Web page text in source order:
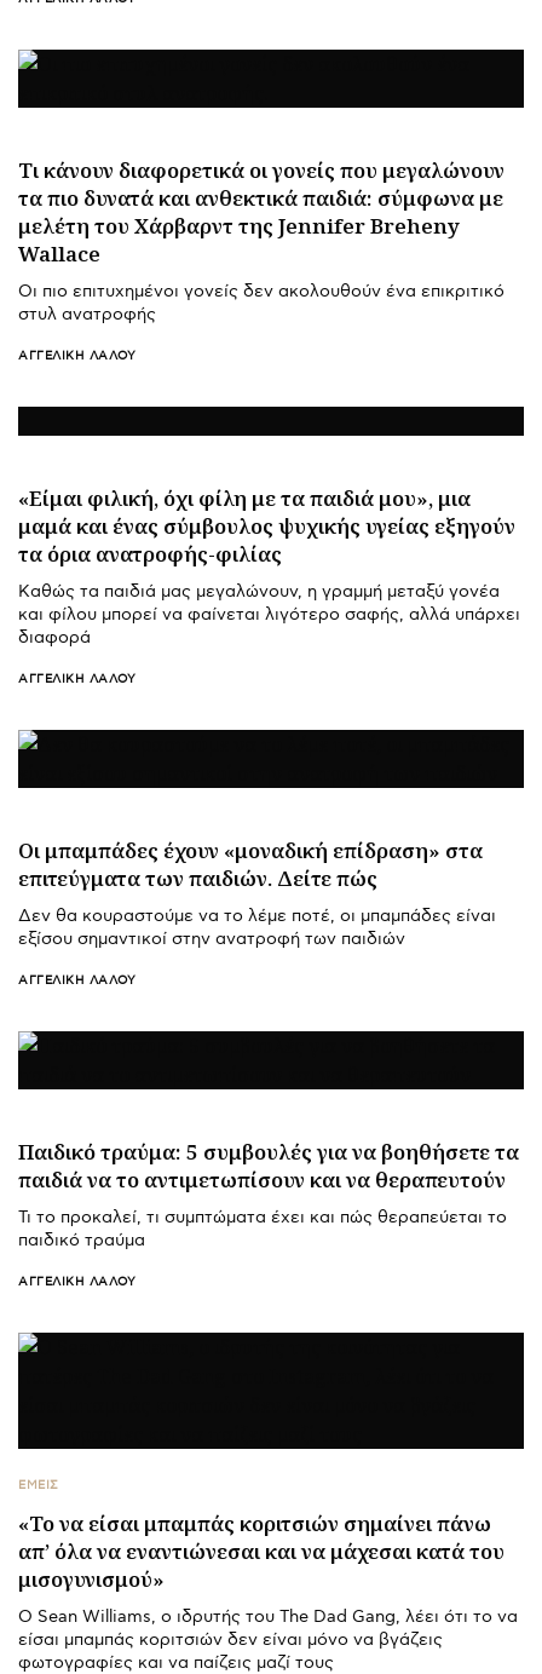
Τι κάνουν διαφορετικά οι γονείς που μεγαλώνουν
τα πιο δυνατά και ανθεκτικά παιδιά: σύμφωνα με
μελέτη του Χάρβαρντ της Jennifer Breheny
Wallace
Οι πιο επιτυχημένοι γονείς δεν ακολουθούν ένα επικριτικό
στυλ ανατροφής
ΑΓΓΕΛΙΚΉ ΛΆΛΟΥ
«Είμαι φιλική, όχι φίλη με τα παιδιά μου», μια
μαμά και ένας σύμβουλος ψυχικής υγείας εξηγούν
τα όρια ανατροφής-φιλίας
Καθώς τα παιδιά μας μεγαλώνουν, η γραμμή μεταξύ γονέα
και φίλου μπορεί να φαίνεται λιγότερο σαφής, αλλά υπάρχει
διαφορά
ΑΓΓΕΛΙΚΉ ΛΆΛΟΥ
Οι μπαμπάδες έχουν «μοναδική επίδραση» στα
επιτεύγματα των παιδιών. Δείτε πώς
Δεν θα κουραστούμε να το λέμε ποτέ, οι μπαμπάδες είναι
εξίσου σημαντικοί στην ανατροφή των παιδιών
ΑΓΓΕΛΙΚΉ ΛΆΛΟΥ
Παιδικό τραύμα: 5 συμβουλές για να βοηθήσετε τα
παιδιά να το αντιμετωπίσουν και να θεραπευτούν
Τι το προκαλεί, τι συμπτώματα έχει και πώς θεραπεύεται το
παιδικό τραύμα
ΑΓΓΕΛΙΚΉ ΛΆΛΟΥ
ΕΜΕΙΣ
«Το να είσαι μπαμπάς κοριτσιών σημαίνει πάνω
απ’ όλα να εναντιώνεσαι και να μάχεσαι κατά του
μισογυνισμού»
Ο Sean Williams, ο ιδρυτής του The Dad Gang, λέει ότι το να
είσαι μπαμπάς κοριτσιών δεν είναι μόνο να βγάζεις
φωτογραφίες και να παίζεις μαζί τους